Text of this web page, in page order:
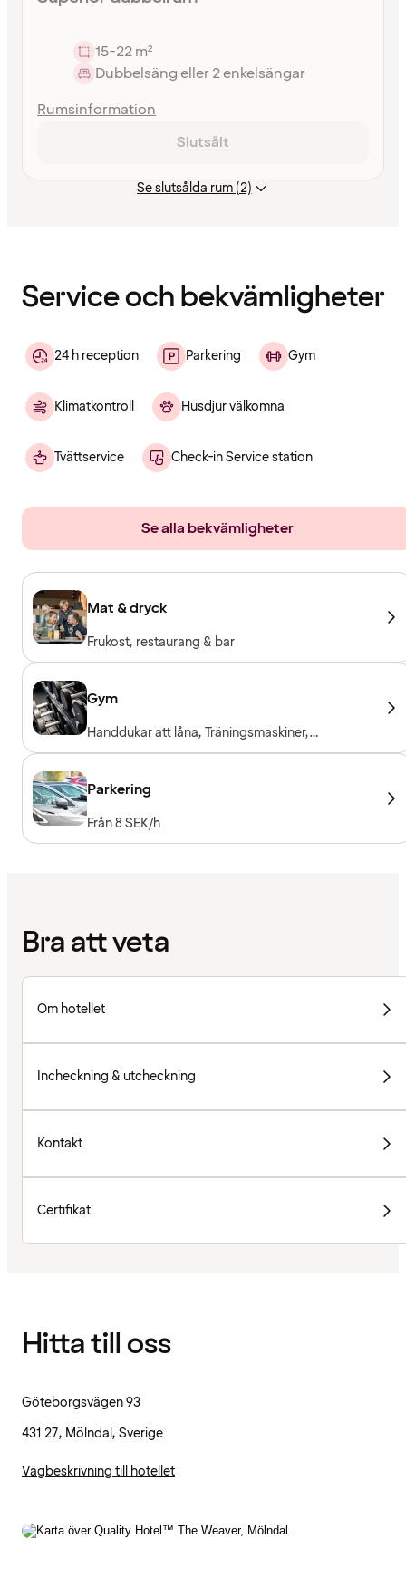
15-22 m²
Dubbelsäng eller 2 enkelsängar
Rumsinformation
Slutsålt
Se slutsålda rum (2)
Service och bekvämligheter
24 h reception Parkering Gym
Klimatkontroll Husdjur välkomna
Tvättservice Check-in Service station
Se alla bekvämligheter
Mat & dryck
Frukost, restaurang & bar
Gym
Handdukar att låna, Träningsmaskiner,
Konditionsmaskiner, Fria vikter, Entré ingår för
Parkering
Från 8 SEK/h
Bra att veta
Om hotellet
Incheckning & utcheckning
Kontakt
Certifikat
Hitta till oss
Göteborgsvägen 93
431 27, Mölndal, Sverige
Vägbeskrivning till hotellet